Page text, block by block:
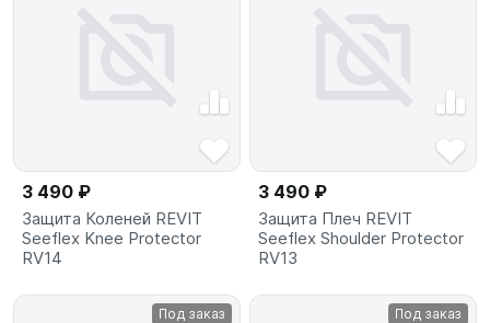
3 490 ₽
Защита Коленей REVIT
Seeflex Knee Protector
RV14
3 490 ₽
Защита Плеч REVIT
Seeflex Shoulder Protector
RV13
Под заказ Под заказ